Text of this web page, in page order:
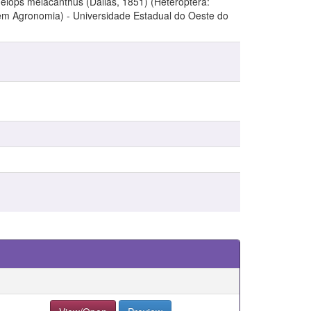
Agronomia) - Universidade Estadual do Oeste do